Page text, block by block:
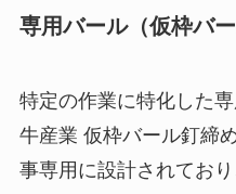
専用バール（仮枠バ
特定の作業に特化した
牛産業 仮枠バール釘締
事専用に設計されてお